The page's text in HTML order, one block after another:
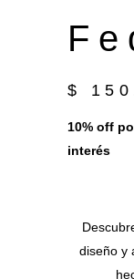
F e
$
10% off
interés
diseño y